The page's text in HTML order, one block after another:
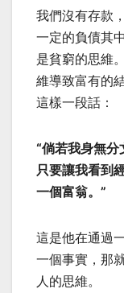
我們沒有存款
一定的負債其
是貧窮的思維
維導致富有的
這樣一段話：
“倘若我身無分
只要讓我看到
一個富翁。”
這是他在通過
一個事實，那
人的思維。